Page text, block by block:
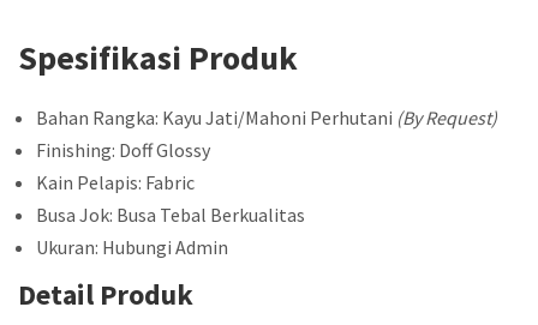
Spesifikasi Produk
Bahan Rangka: Kayu Jati/Mahoni Perhutani (By Request)
Finishing: Doff Glossy
Kain Pelapis: Fabric
Busa Jok: Busa Tebal Berkualitas
Ukuran: Hubungi Admin
Detail Produk